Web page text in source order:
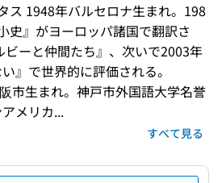
ス 1948年バルセロナ生まれ。198
史』がヨーロッパ諸国で翻訳さ
ーと仲間たち』、次いで2003年
』で世界的に評価される。
市生まれ。神戸市外国語大学名誉
メリカ...
すべて見る